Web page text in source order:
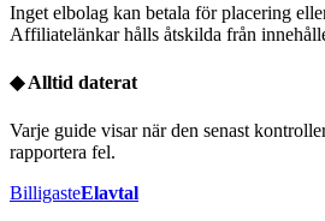
Inget elbolag kan betala för placering
Affiliatelänkar hålls åtskilda från
◆Alltid daterat
Varje guide visar när den senast
rapportera fel.
BilligasteElavtal